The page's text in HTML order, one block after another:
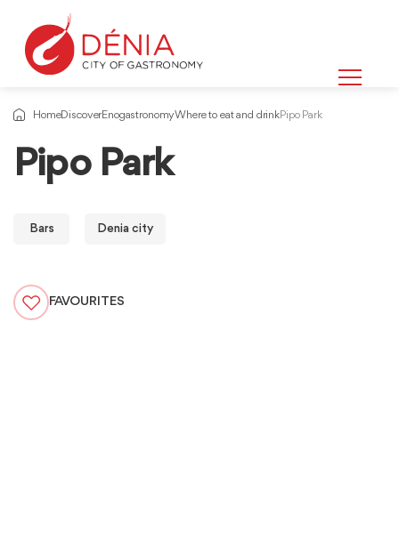
HomeDiscoverEnogastronomyWhere to eat and drinkPipo Park
Pipo Park
Bars Denia city
FAVOURITES